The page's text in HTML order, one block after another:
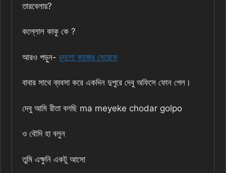
তারবেলায়?
কল্লোল কাকু কে ?
আরও পড়ুন- চুদলো কাজের মেয়েকে
বাবার সাথে ব্যবসা করে একদিন দুপুরে দেবু অফিসে ফোন পেল।
দেবু আমি রীতা বলছি ma meyeke chodar golpo
ও বৌদি হা বলুন
তুমি এক্ষুনি একটু আসো